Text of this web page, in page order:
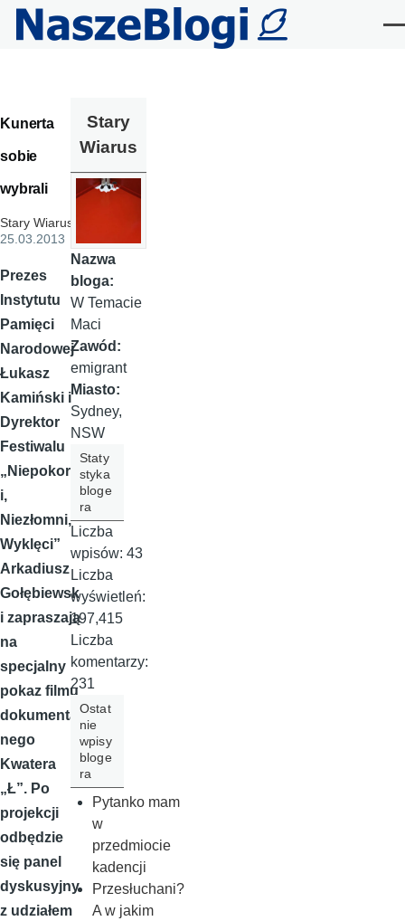
Przejdź do treści
Kunerta
sobie
wybrali
Stary Wiarus
25.03.2013
Prezes
Instytutu
Pamięci
Narodowej
Łukasz
Kamiński i
Dyrektor
Festiwalu
„Niepokorn
i,
Niezłomni,
Wyklęci”
Arkadiusz
Gołębiewsk
i zapraszają
na
specjalny
pokaz filmu
dokumental
nego
Kwatera
„Ł”. Po
projekcji
odbędzie
się panel
dyskusyjny
z udziałem
Stary
Wiarus
Nazwa
bloga:
W Temacie
Maci
Zawód:
emigrant
Miasto:
Sydney,
NSW
Staty
styka
bloge
ra
Liczba
wpisów: 43
Liczba
wyświetleń:
197,415
Liczba
komentarzy:
231
Ostat
nie
wpisy
bloge
ra
Pytanko mam
w
przedmiocie
kadencji
Przesłuchani?
A w jakim